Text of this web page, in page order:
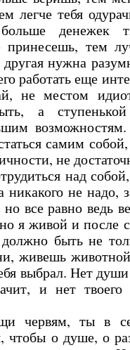
легче тебя
денежек
тем
нужна
работать еще
не местом
а
самим
не
над
никакого не надо,
все равно ведь
я живой и после
быть не
живешь
выбрал. Нет
и нет твоего
червям, ты в
чтобы о душе, о